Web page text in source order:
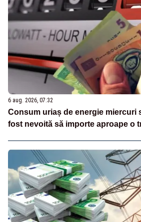
6 aug. 2026, 07:32
Consum uriaș de energie miercuri
fost nevoită să importe aproape o